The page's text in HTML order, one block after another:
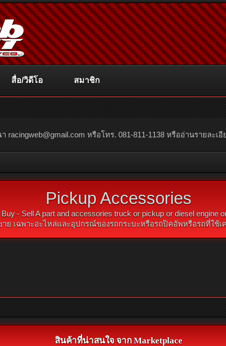
racingweb@gmail.com หรือโทร. 081-811-1138 หรืออ่านรายละเ
Pickup Accessories
Buy - Sell A part and accessories truck or pickup or diesel engine
าย เฉพาะอะไหล่และอุปกรณ์ของรถกระบะหรือรถปิคอัพหรือรถที่ใช้เ
สินค้าที่น่าสนใจ จาก Marketplace
สื่อ/วิดีโอ สมาชิก